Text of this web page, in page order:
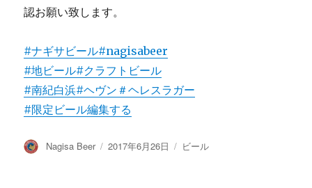
認お願い致します。
#ナギサビール#nagisabeer
#地ビール#クラフトビール
#南紀白浜#ヘヴン ＃ヘレスラガー
#限定ビール編集する
投
Nagisa Beer
投
2017年6月26日
カ
ビール